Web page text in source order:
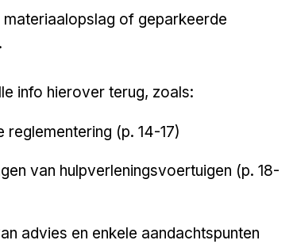
of geparkeerde
info hierover terug, zoals:
(p. 14-17)
van hulpverleningsvoertuigen (p. 18-
advies en enkele aandachtspunten